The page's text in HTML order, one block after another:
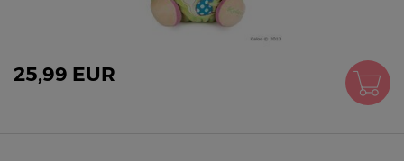
25,99 EUR